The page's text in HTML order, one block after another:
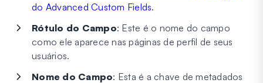
do Advanced Custom Fields.
Rótulo do Campo: Este é o nome do campo
como ele aparece nas páginas de perfil de seus
usuários.
Nome do Campo: Esta é a chave de metadados